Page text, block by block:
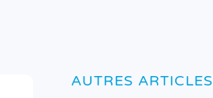
AUTRES ARTICLES